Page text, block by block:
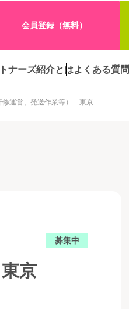
会員登録（無料）
ナーズ紹介とはよくある質問
修運営、発送作業等） 東京
募集中
京